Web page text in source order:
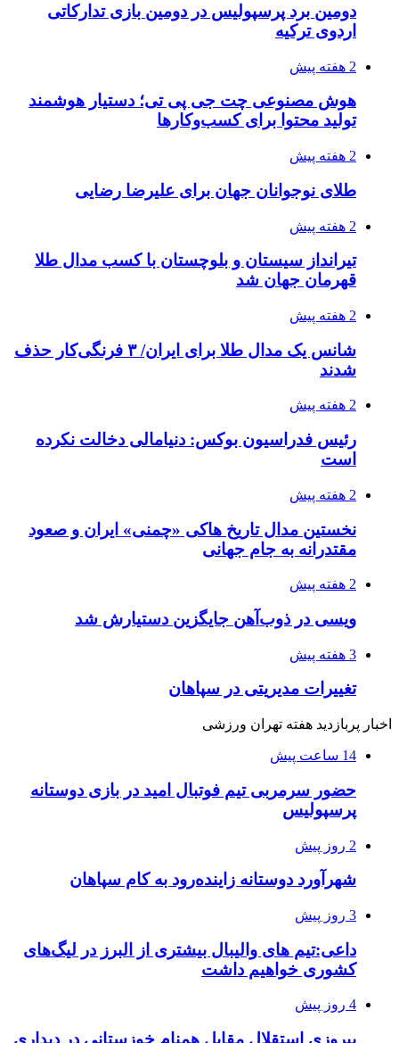
دومین برد پرسپولیس در دومین بازی تدارکاتی
اردوی ترکیه
2 هفته پیش
هوش مصنوعی چت جی پی تی؛ دستیار هوشمند
تولید محتوا برای کسب‌وکارها
2 هفته پیش
طلای نوجوانان جهان برای علیرضا رضایی
2 هفته پیش
تیرانداز سیستان و بلوچستان با کسب مدال طلا
قهرمان جهان شد
2 هفته پیش
شانس یک مدال طلا برای ایران/ ۳ فرنگی‌کار حذف
شدند
2 هفته پیش
رئیس فدراسیون بوکس: دنیامالی دخالت نکرده
است
2 هفته پیش
نخستین مدال تاریخ هاکی «چمنی» ایران و صعود
مقتدرانه به جام جهانی
2 هفته پیش
ویسی در ذوب‌آهن جایگزین دستیارش شد
3 هفته پیش
تغییرات مدیریتی در سپاهان
اخبار پربازدید هفته تهران ورزشی
14 ساعت پیش
حضور سرمربی تیم فوتبال امید در بازی دوستانه
پرسپولیس
2 روز پیش
شهرآورد دوستانه زاینده‌رود به کام سپاهان
3 روز پیش
داعی:تیم های والیبال بیشتری از البرز در لیگ‌های
کشوری خواهیم داشت
4 روز پیش
پیروزی استقلال مقابل همنام خوزستانی در دیداری